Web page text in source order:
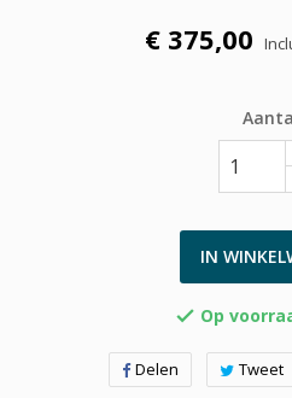
€ 375,00
IN
 Op
Delen Tweet